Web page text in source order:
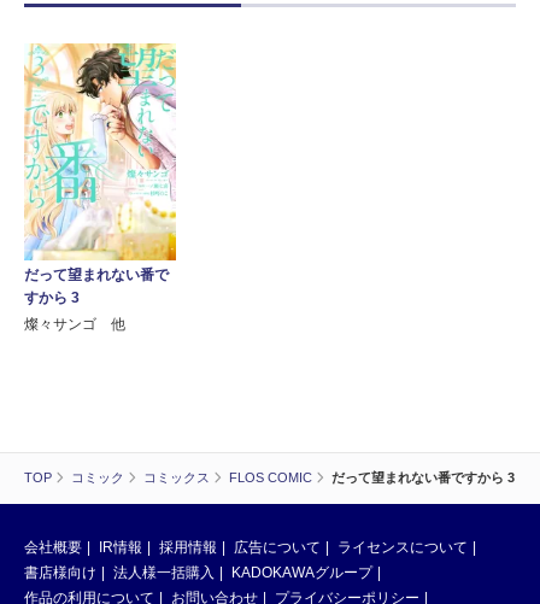
TOP コミック コミックス FLOS COMIC だって望まれない番ですから 3
だって望まれない番で
すから 3
燦々サンゴ 他
会社概要 IR情報 採用情報 広告について
ライセンスについて
書店様向け
法人様一括購入
KADOKAWAグループ
作品の利用について
お問い合わせ プライバシーポリシー